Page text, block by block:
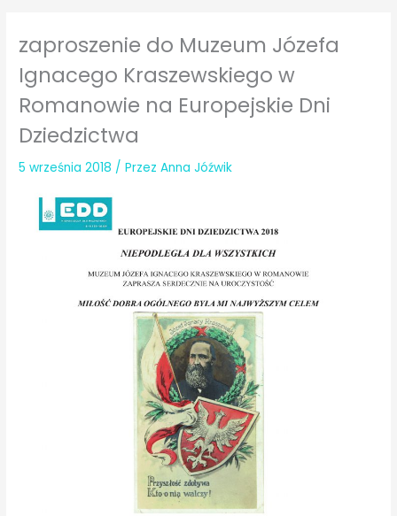
zaproszenie do Muzeum Józefa
Ignacego Kraszewskiego w
Romanowie na Europejskie Dni
Dziedzictwa
5 września 2018 / PrzezAnna Jóźwik